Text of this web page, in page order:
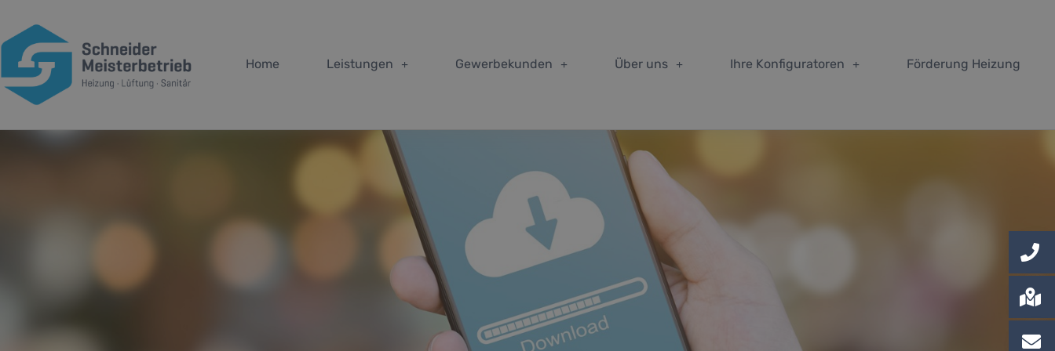
Home Leistungen Gewerbekunden Über uns Ihre Konfiguratoren Förderung Heizung